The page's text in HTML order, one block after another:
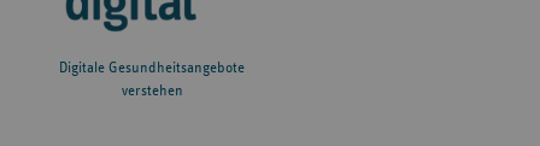
Digitale Gesundheitsangebote
verstehen